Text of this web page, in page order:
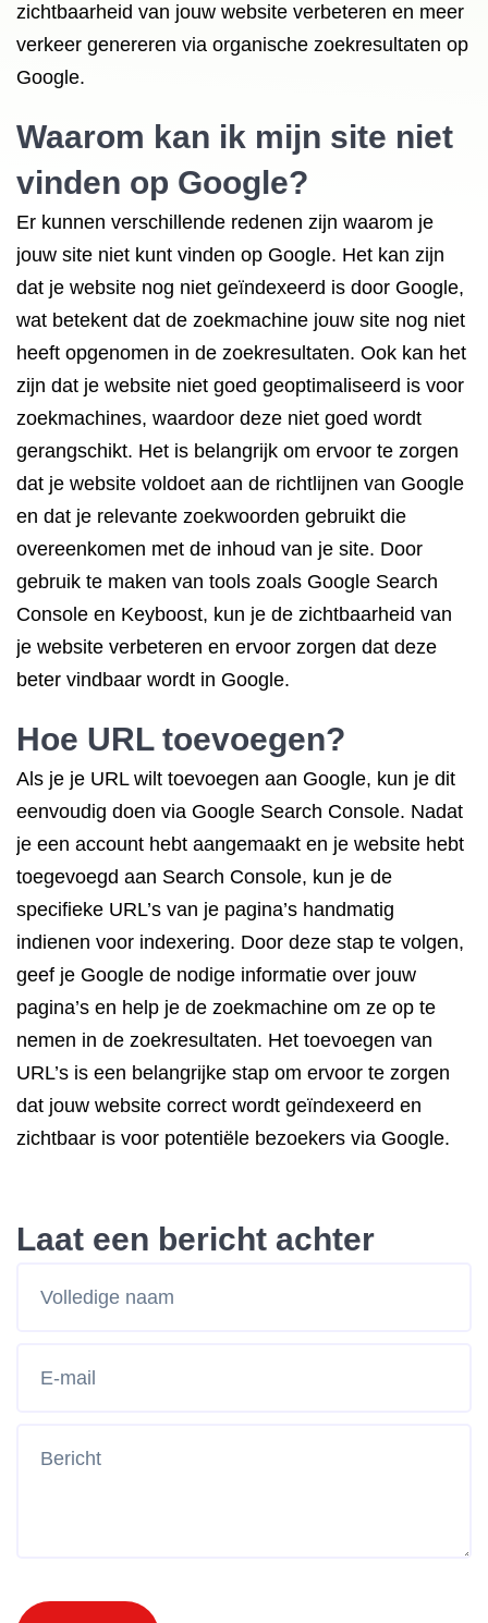
zichtbaarheid van jouw website verbeteren en meer
verkeer genereren via organische zoekresultaten op
Google.
Waarom kan ik mijn site niet
vinden op Google?
Er kunnen verschillende redenen zijn waarom je
jouw site niet kunt vinden op Google. Het kan zijn
dat je website nog niet geïndexeerd is door Google,
wat betekent dat de zoekmachine jouw site nog niet
heeft opgenomen in de zoekresultaten. Ook kan het
zijn dat je website niet goed geoptimaliseerd is voor
zoekmachines, waardoor deze niet goed wordt
gerangschikt. Het is belangrijk om ervoor te zorgen
dat je website voldoet aan de richtlijnen van Google
en dat je relevante zoekwoorden gebruikt die
overeenkomen met de inhoud van je site. Door
gebruik te maken van tools zoals Google Search
Console en Keyboost, kun je de zichtbaarheid van
je website verbeteren en ervoor zorgen dat deze
beter vindbaar wordt in Google.
Hoe URL toevoegen?
Als je je URL wilt toevoegen aan Google, kun je dit
eenvoudig doen via Google Search Console. Nadat
je een account hebt aangemaakt en je website hebt
toegevoegd aan Search Console, kun je de
specifieke URL’s van je pagina’s handmatig
indienen voor indexering. Door deze stap te volgen,
geef je Google de nodige informatie over jouw
pagina’s en help je de zoekmachine om ze op te
nemen in de zoekresultaten. Het toevoegen van
URL’s is een belangrijke stap om ervoor te zorgen
dat jouw website correct wordt geïndexeerd en
zichtbaar is voor potentiële bezoekers via Google.
Laat een bericht achter